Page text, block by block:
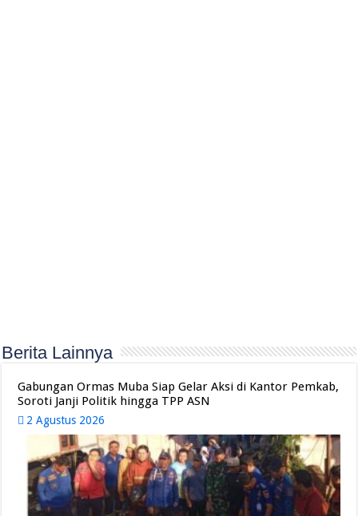
Berita Lainnya
Gabungan Ormas Muba Siap Gelar Aksi di Kantor Pemkab,
Soroti Janji Politik hingga TPP ASN
2 Agustus 2026